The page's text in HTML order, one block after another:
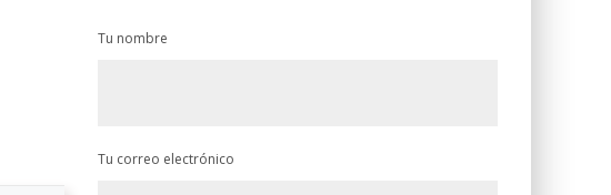
Tu nombre
Tu correo electrónico